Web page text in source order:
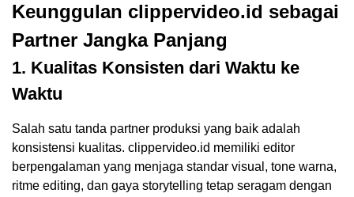
Keunggulan clippervideo.id sebagai
Partner Jangka Panjang
1. Kualitas Konsisten dari Waktu ke
Waktu
Salah satu tanda partner produksi yang baik adalah
konsistensi kualitas. clippervideo.id memiliki editor
berpengalaman yang menjaga standar visual, tone warna,
ritme editing, dan gaya storytelling tetap seragam dengan